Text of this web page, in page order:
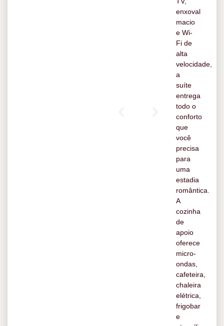
enxoval
macio
e Wi-
Fi de
alta
velocidade,
a
suíte
entrega
todo o
conforto
que
você
precisa
para
uma
estadia
romântica.
A
cozinha
de
apoio
oferece
micro-
ondas,
cafeteira,
chaleira
elétrica,
frigobar
e